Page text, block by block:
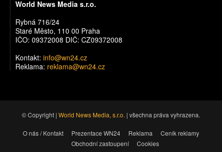
World News Media s.r.o.
Rybná 716/24
Staré Město, 110 00 Praha
IČO: 09372008 DIČ: CZ09372008
Kontakt: info@wn24.cz
Reklama: reklama@wn24.cz
© Copyright | World News Media, s.r.o. | všechna práva vyhrazena.
O nás / Kontakt Prezentace WN24 Reklama
Ceník reklamy
Obchodní zastoupení
Cookies